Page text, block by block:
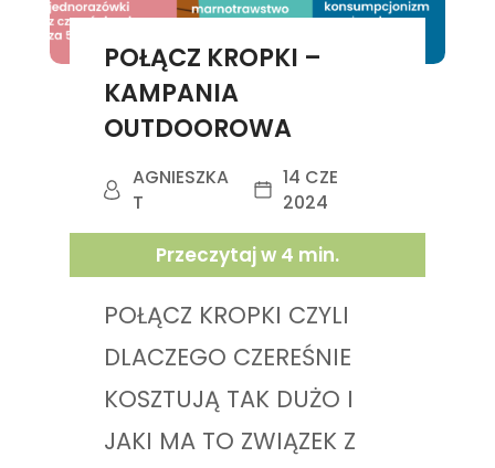
POŁĄCZ KROPKI –
KAMPANIA
OUTDOOROWA
AGNIESZKA
T
14 CZE
2024
Przeczytaj w 4 min.
POŁĄCZ KROPKI CZYLI
DLACZEGO CZEREŚNIE
KOSZTUJĄ TAK DUŻO I
JAKI MA TO ZWIĄZEK Z